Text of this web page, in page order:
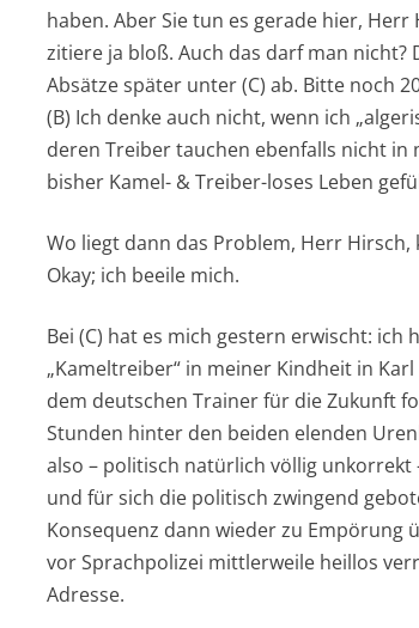
haben. Aber Sie tun es gerade hier,
zitiere ja bloß. Auch das darf man nicht?
Absätze später unter (C) ab. Bitte noch
(B) Ich denke auch nicht, wenn ich
deren Treiber tauchen ebenfalls nicht in
bisher Kamel- & Treiber-loses Leben
Wo liegt dann das Problem, Herr
Okay; ich beeile mich.
Bei (C) hat es mich gestern erwischt:
„Kameltreiber“ in meiner Kindheit in
dem deutschen Trainer für die Zukunft
Stunden hinter den beiden elenden
also – politisch natürlich völlig unkorrekt
und für sich die politisch zwingend
Konsequenz dann wieder zu Empörung
vor Sprachpolizei mittlerweile heillos
Adresse.